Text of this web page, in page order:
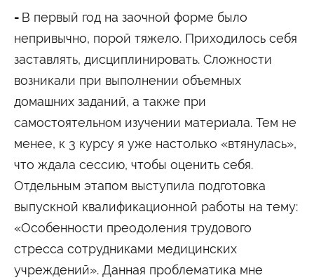
Сведения об образовательной организации
- В первый год на заочной форме было
непривычно, порой тяжело. Приходилось себя
заставлять, дисциплинировать. Сложности
возникали при выполнении объемных
домашних заданий, а также при
самостоятельном изучении материала. Тем не
менее, к 3 курсу я уже настолько «втянулась»,
что ждала сессию, чтобы оценить себя.
Отдельным этапом выступила подготовка
выпускной квалификационной работы на тему:
«Особенности преодоления трудового
стресса сотрудниками медицинских
учреждений». Данная проблематика мне